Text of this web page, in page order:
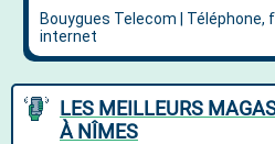
LES MEILLEURS
À NÎMES